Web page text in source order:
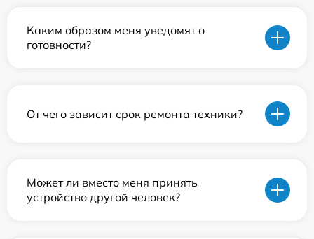
Каким образом меня уведомят о
готовности?
От чего зависит срок ремонта техники?
Может ли вместо меня принять
устройство другой человек?